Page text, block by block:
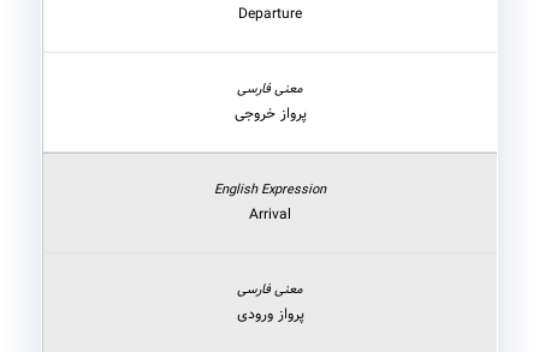
Departure
پرواز خروجی
Arrival
پرواز ورودی